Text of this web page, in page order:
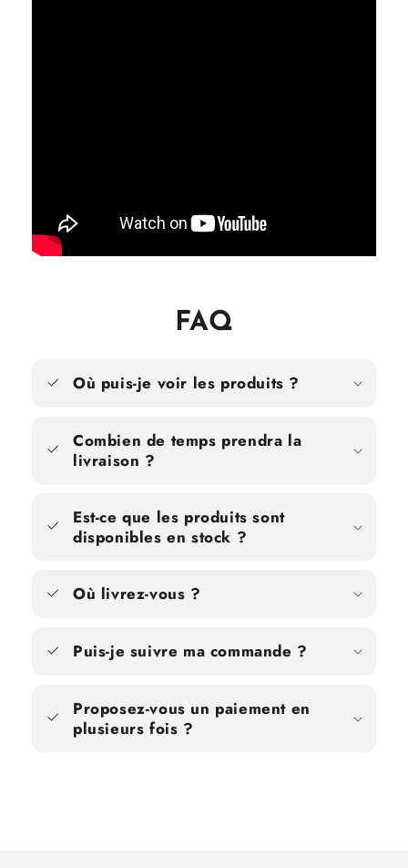
FAQ
Où puis-je voir les produits ?
Combien de temps prendra la
livraison ?
Est-ce que les produits sont
disponibles en stock ?
Où livrez-vous ?
Puis-je suivre ma commande ?
Proposez-vous un paiement en
plusieurs fois ?